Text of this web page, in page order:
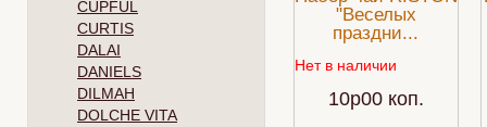
CUPFUL
CURTIS
DALAI
DANIELS
DILMAH
DOLCHE VITA
"Веселых
праздни...
Нет в наличии
10p00 коп.